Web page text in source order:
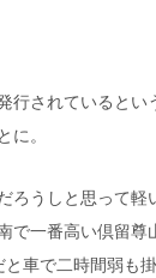
行されていると
。
ろうしと思って軽
で一番高い倶留尊
車で二時間弱も掛